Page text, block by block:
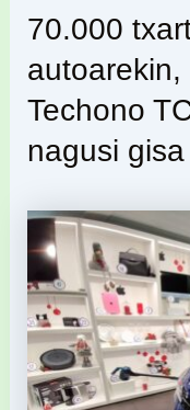
70.000
Techono
nagusi gisa